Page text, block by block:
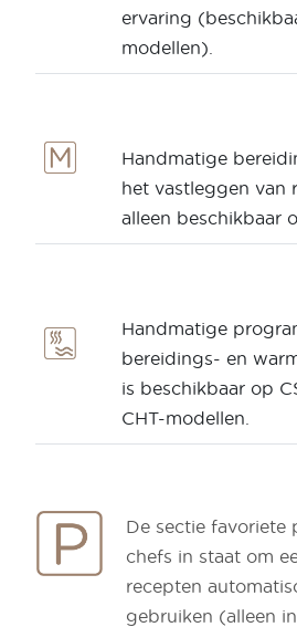
ervaring
modellen).
Handmatige
het vastleggen van
alleen beschikbaar
Handmatige
bereidings- en
is beschikbaar op
CHT-modellen.
De sectie favoriete
chefs in staat om
recepten
gebruiken (alleen